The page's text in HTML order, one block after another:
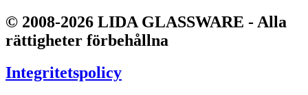
© 2008-2026 LIDA GLASSWARE - Alla
rättigheter förbehållna
Integritetspolicy